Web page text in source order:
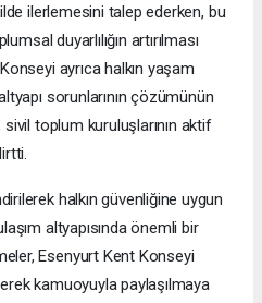
ilerlemesini talep ederken, bu
duyarlılığın artırılması
ayrıca halkın yaşam
sorunlarının çözümünün
toplum kuruluşlarının aktif
halkın güvenliğine uygun
altyapısında önemli bir
Esenyurt Kent Konseyi
kamuoyuyla paylaşılmaya